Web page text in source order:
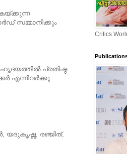
സമ്മാനിക്കും
ഹൃദയത്തില്‍ പ്രതിഷ്ഠ
എന്നിവര്‍ക്കു
യദുകൃഷ്ണ, രഞ്ജിത്,
Critics